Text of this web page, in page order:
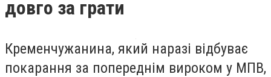
довго за грати
Кременчужанина, який наразі відбуває
покарання за попереднім вироком у МПВ,